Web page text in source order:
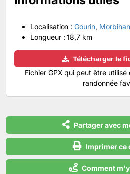
Localisation : Gourin, Morbihan
Longueur : 18,7 km
Télécharger le
Fichier GPX qui peut être
randonnée
Partager avec
Imprimer ce
Comment